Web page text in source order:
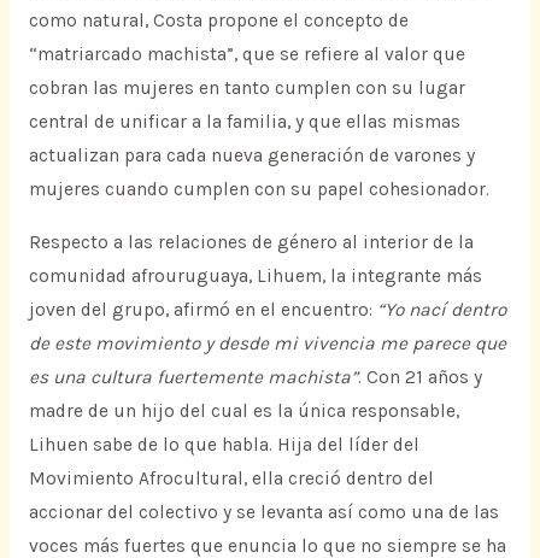
como natural, Costa propone el concepto de
“matriarcado machista”, que se refiere al valor que
cobran las mujeres en tanto cumplen con su lugar
central de unificar a la familia, y que ellas mismas
actualizan para cada nueva generación de varones y
mujeres cuando cumplen con su papel cohesionador.
Respecto a las relaciones de género al interior de la
comunidad afrouruguaya, Lihuem, la integrante más
joven del grupo, afirmó en el encuentro: “Yo nací dentro
de este movimiento y desde mi vivencia me parece que
es una cultura fuertemente machista”. Con 21 años y
madre de un hijo del cual es la única responsable,
Lihuen sabe de lo que habla. Hija del líder del
Movimiento Afrocultural, ella creció dentro del
accionar del colectivo y se levanta así como una de las
voces más fuertes que enuncia lo que no siempre se ha